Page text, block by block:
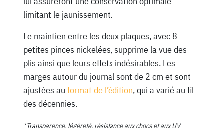
limitant le jaunissement.
Le maintien entre les deux plaques, avec 8
petites pinces nickelées, supprime la vue des
plis ainsi que leurs effets indésirables. Les
marges autour du journal sont de 2 cm et sont
ajustées au format de l’édition, qui a varié au fil
des décennies.
*Transparence, légèreté, résistance aux chocs et aux UV